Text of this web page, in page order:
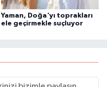
Yaman, Doğa'yı toprakları
ele geçirmekle suçluyor